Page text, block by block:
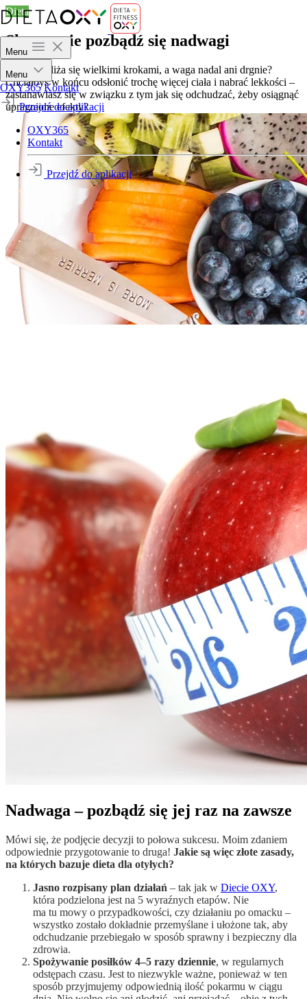
Menu
Menu
OXY365 Kontakt
Przejdź do aplikacji
OXY365
Kontakt
Przejdź do aplikacji
Dieta
Skutecznie pozbądź się nadwagi
Wiosna zbliża się wielkimi krokami, a waga nadal ani drgnie?
Chciałbyś w końcu odsłonić trochę więcej ciała i nabrać lekkości –
zastanawiasz się w związku z tym jak się odchudzać, żeby osiągnąć
upragnione efekty?
Nadwaga – pozbądź się jej raz na zawsze
Mówi się, że podjęcie decyzji to połowa sukcesu. Moim zdaniem
odpowiednie przygotowanie to druga! Jakie są więc złote zasady,
na których bazuje dieta dla otyłych?
Jasno rozpisany plan działań – tak jak w Diecie OXY,
która podzielona jest na 5 wyraźnych etapów. Nie
ma tu mowy o przypadkowości, czy działaniu po omacku –
wszystko zostało dokładnie przemyślane i ułożone tak, aby
odchudzanie przebiegało w sposób sprawny i bezpieczny dla
zdrowia.
Spożywanie posiłków 4–5 razy dziennie, w regularnych
odstępach czasu. Jest to niezwykle ważne, ponieważ w ten
sposób przyjmujemy odpowiednią ilość pokarmu w ciągu